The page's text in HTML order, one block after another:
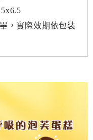
，實際效期依包裝